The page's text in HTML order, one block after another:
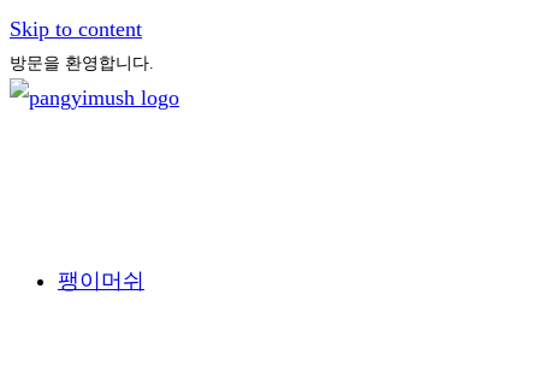
Skip to content
방문을 환영합니다.
팽이머쉬